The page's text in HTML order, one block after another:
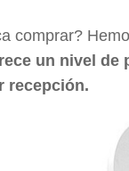
comprar?
un nivel de
recepción.